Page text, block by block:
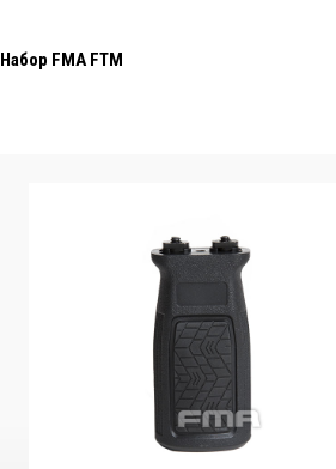
Набор FMA FTM